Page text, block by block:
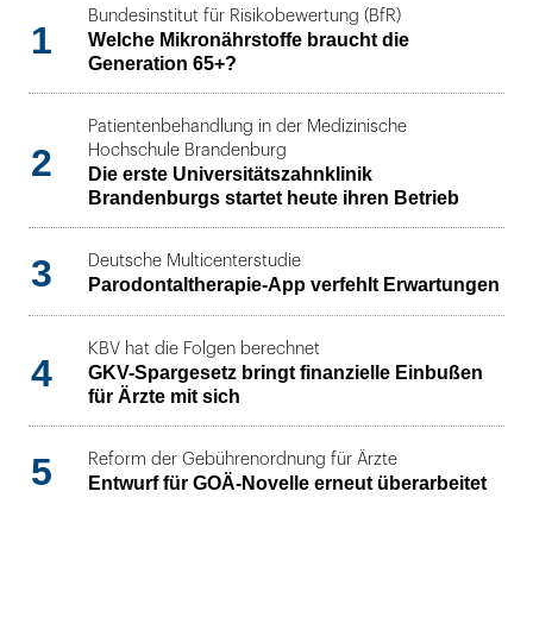
1
Bundesinstitut für Risikobewertung (BfR)
Welche Mikronährstoffe braucht die
Generation 65+?
2
Patientenbehandlung in der Medizinische
Hochschule Brandenburg
Die erste Universitätszahnklinik
Brandenburgs startet heute ihren Betrieb
3 Deutsche Multicenterstudie
Parodontaltherapie-App verfehlt Erwartungen
4
KBV hat die Folgen berechnet
GKV-Spargesetz bringt finanzielle Einbußen
für Ärzte mit sich
5 Reform der Gebührenordnung für Ärzte
Entwurf für GOÄ-Novelle erneut überarbeitet